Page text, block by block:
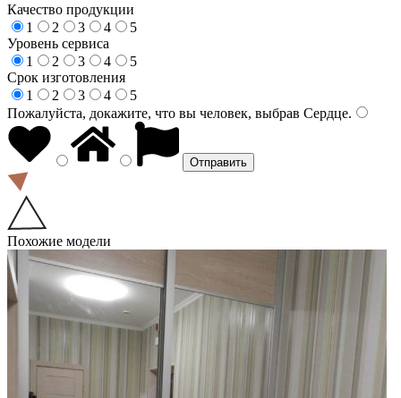
Качество продукции
1
2 3 4
5
Уровень сервиса
1
2 3 4
5
Срок изготовления
1
2 3 4
5
Пожалуйста, докажите, что вы человек, выбрав Сердце.
Похожие модели